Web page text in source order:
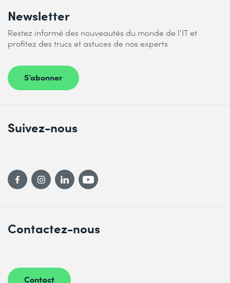
Newsletter
Restez informé des nouveautés du monde de l’IT et
profitez des trucs et astuces de nos experts
S’abonner
Contactez-nous
Contact
Suivez-nous